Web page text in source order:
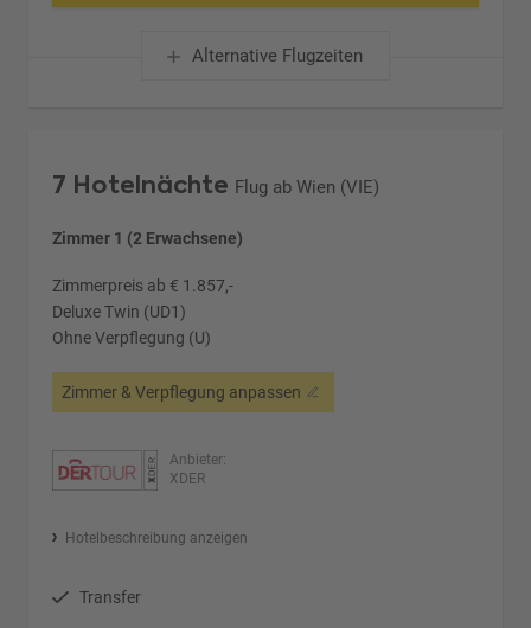
Alternative Flugzeiten
7 Hotelnächte Flug ab Wien (VIE)
Zimmer 1 (2 Erwachsene)
Zimmerpreis ab € 1.857,-
Deluxe Twin (UD1)
Ohne Verpflegung (U)
Zimmer & Verpflegung anpassen
Anbieter:
XDER
Hotelbeschreibung anzeigen
Transfer